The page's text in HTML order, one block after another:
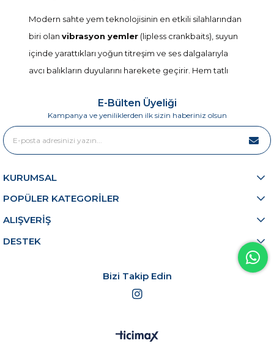
Modern sahte yem teknolojisinin en etkili silahlarından
biri olanvibrasyon yemler (lipless crankbaits), suyun
içinde yarattıkları yoğun titreşim ve ses dalgalarıyla
avcı balıkların duyularını harekete geçirir. Hem tatlı
özellikle balığın pasif olduğu veya suyun bulanık
olduğu dönemlerde vazgeçilmezdir. Fc Av Marketi
olarak, Savage Gear’dan Fujin’e kadar dünyanın en
başarılı vibrasyon yem koleksiyonunu sizlere
sunuyoruz.
Vibrasyon Yem Nedir ve Nasıl Çalışır?
Vibrasyon yemlerin en büyük özelliği, kafa yapılarının
suyun direncine karşı koyarak yüksek frekanslı bir
yan çizgi organları tarafından uzak mesafelerden bile
algılanabilir. Kategorimizde yer alan modellerin
Yüksek Ses ve Titreşim:
E-Bülten Üyeliği
Kampanya ve yeniliklerden ilk sizin haberiniz olsun
KURUMSAL
POPÜLER KATEGORİLER
ALIŞVERİŞ
DESTEK
Bizi Takip Edin